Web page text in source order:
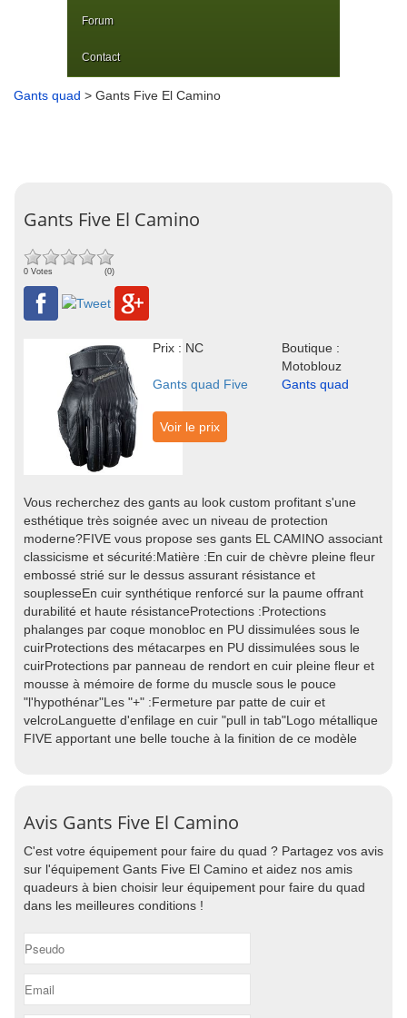
Forum
Contact
Gants quad > Gants Five El Camino
Gants Five El Camino
0 Votes (0)
Prix : NC
Boutique :
Motoblouz
Gants quad Five
Gants quad
Voir le prix
Vous recherchez des gants au look custom profitant s'une
esthétique très soignée avec un niveau de protection
moderne?FIVE vous propose ses gants EL CAMINO associant
classicisme et sécurité:Matière :En cuir de chèvre pleine fleur
embossé strié sur le dessus assurant résistance et
souplesseEn cuir synthétique renforcé sur la paume offrant
durabilité et haute résistanceProtections :Protections
phalanges par coque monobloc en PU dissimulées sous le
cuirProtections des métacarpes en PU dissimulées sous le
cuirProtections par panneau de rendort en cuir pleine fleur et
mousse à mémoire de forme du muscle sous le pouce
"l'hypothénar"Les "+" :Fermeture par patte de cuir et
velcroLanguette d'enfilage en cuir "pull in tab"Logo métallique
FIVE apportant une belle touche à la finition de ce modèle
Avis Gants Five El Camino
C'est votre équipement pour faire du quad ? Partagez vos avis
sur l'équipement Gants Five El Camino et aidez nos amis
quadeurs à bien choisir leur équipement pour faire du quad
dans les meilleures conditions !